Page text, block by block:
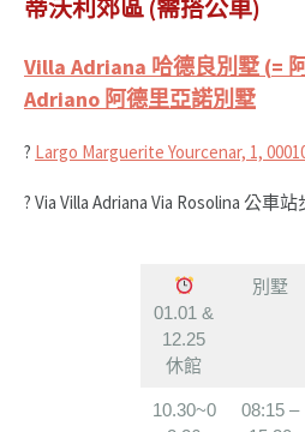
蒂沃利郊區 (需搭公車)
Villa Adriana 哈德良別墅 (=
Adriano 阿德里亞諾別墅
? Largo Marguerite Yourcenar, 1,
? Via Villa Adriana Via Rosolina 公車
01.01 &
12.25
休館
別墅
10.30~0
08:15 –